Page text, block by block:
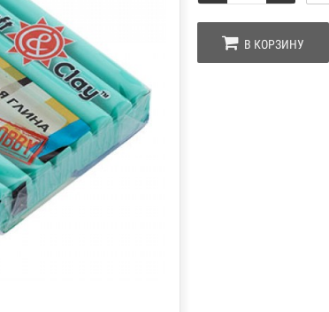
В КОРЗИНУ